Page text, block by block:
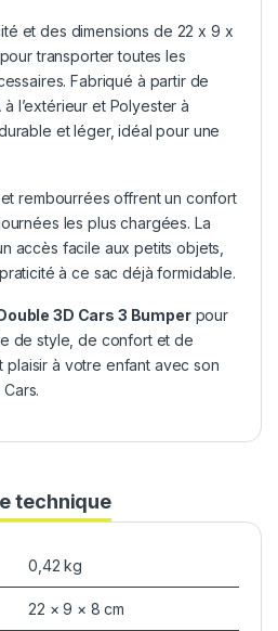
et des dimensions de 22 x 9 x
transporter toutes les
Fabriqué à partir de
l’extérieur et Polyester à
et léger, idéal pour une
rembourrées offrent un confort
les plus chargées. La
accès facile aux petits objets,
à ce sac déjà formidable.
3D Cars 3 Bumperpour
de style, de confort et de
plaisir à votre enfant avec son
technique
0,42 kg
22 × 9 × 8 cm